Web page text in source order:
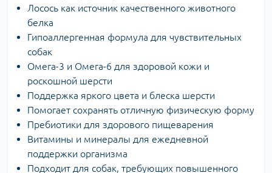
Лосось как источник качественного животного
белка
Гипоаллергенная формула для чувствительных
собак
Омега-3 и Омега-6 для здоровой кожи и
роскошной шерсти
Поддержка яркого цвета и блеска шерсти
Помогает сохранять отличную физическую форму
Пребиотики для здорового пищеварения
Витамины и минералы для ежедневной
поддержки организма
Подходит для собак, требующих повышенного